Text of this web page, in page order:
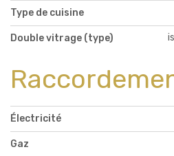
Type de cuisine
Double vitrage (type)
Électricité
Gaz